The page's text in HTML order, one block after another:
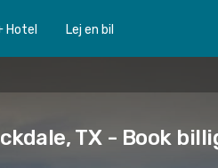
Hotel Lej en bil
TX - Book